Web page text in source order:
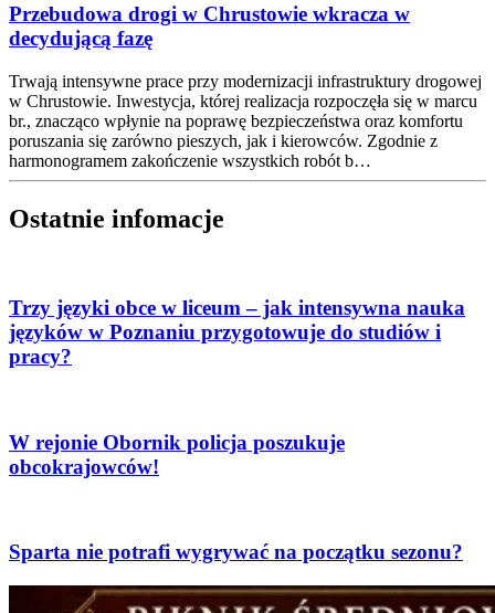
Przebudowa drogi w Chrustowie wkracza w
decydującą fazę
Trwają intensywne prace przy modernizacji infrastruktury drogowej
w Chrustowie. Inwestycja, której realizacja rozpoczęła się w marcu
br., znacząco wpłynie na poprawę bezpieczeństwa oraz komfortu
poruszania się zarówno pieszych, jak i kierowców. Zgodnie z
harmonogramem zakończenie wszystkich robót b…
Ostatnie infomacje
Trzy języki obce w liceum – jak intensywna nauka
języków w Poznaniu przygotowuje do studiów i
pracy?
W rejonie Obornik policja poszukuje
obcokrajowców!
Sparta nie potrafi wygrywać na początku sezonu?